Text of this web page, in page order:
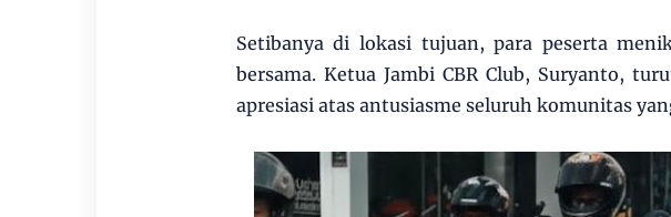
Setibanya di lokasi tujuan, para peserta
bersama. Ketua Jambi CBR Club, Suryanto,
apresiasi atas antusiasme seluruh komunitas